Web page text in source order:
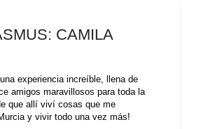
CAMILA
una experiencia increíble, llena de
amigos maravillosos para toda la
que allí viví cosas que me
y vivir todo una vez más!